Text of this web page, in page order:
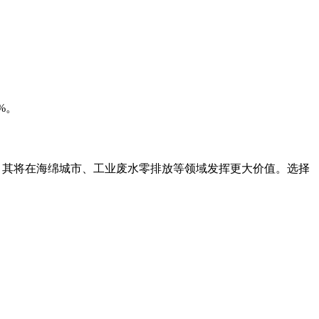
将在海绵城市、工业废水零排放等领域发挥更大价值。选择